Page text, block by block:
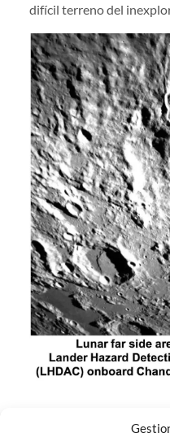
difícil terreno del